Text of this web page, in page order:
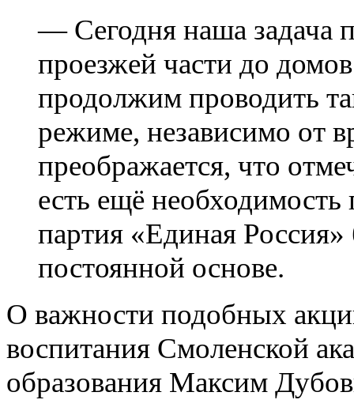
— Сегодня наша задача
проезжей части до
продолжим проводить
режиме, независимо от
преображается, что
есть ещё
партия «Единая Россия»
постоянной основе.
О важности подобных
воспитания Смоленской
образования Максим